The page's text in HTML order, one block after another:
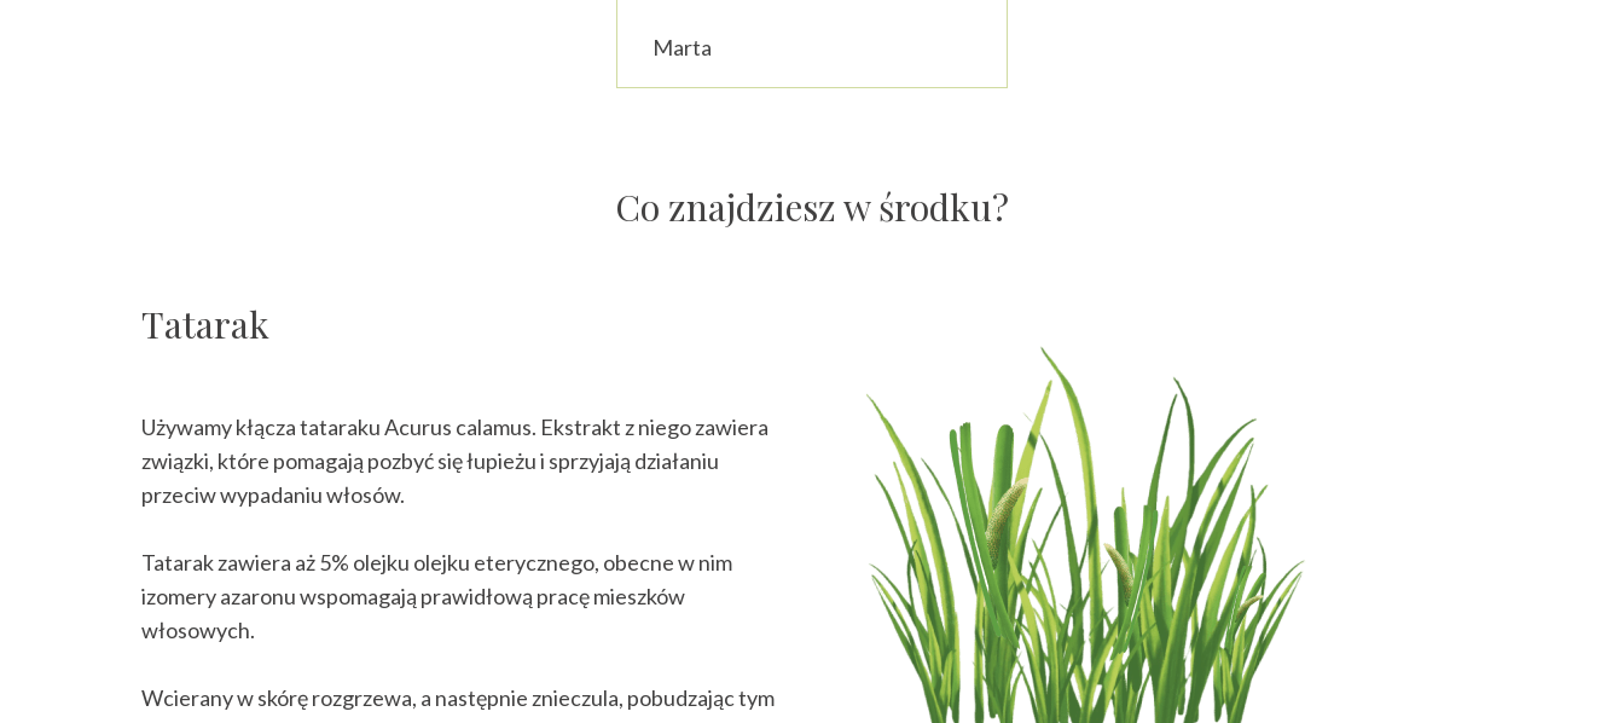
Marta
Co znajdziesz w środku?
Tatarak
Używamy kłącza tataraku Acurus calamus. Ekstrakt z niego zawiera
związki, które pomagają pozbyć się łupieżu i sprzyjają działaniu
przeciw wypadaniu włosów.
Tatarak zawiera aż 5% olejku olejku eterycznego, obecne w nim
izomery azaronu wspomagają prawidłową pracę mieszków
włosowych.
Wcierany w skórę rozgrzewa, a następnie znieczula, pobudzając tym